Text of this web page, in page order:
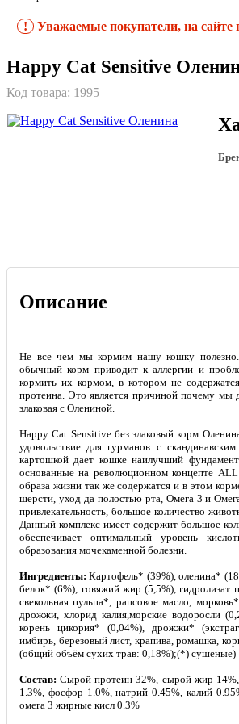
!
Уважаемые покупатели, на сайте
Happy Cat Sensitive
Код товара: 1995
Описание
Не все чем мы кормим нашу кошку полезно.
обычный корм приводит к аллергии и
кормить их кормом, в котором не
протеина. Это является причиной почему мы
злаковая с Олениной.
Happy Cat Sensitive без злаковый корм
удовольствие для гурманов с
картошкой дает кошке наилучший
основанные на революционном концепте
образа жизни так же содержатся и в этом
шерсти, уход да полостью рта, Омега 3 и
привлекательность, большое количество
Данный комплекс имеет содержит большое
обеспечивает оптимальный уровень
образования мочекаменной болезни.
Ингредиенты: Картофель* (39%), оленина*
белок* (6%), говяжий жир (5,5%), гидролизат
свекольная пульпа*, рапсовое масло,
дрожжи, хлорид калия,морские водоросли
корень цикория* (0,04%), дрожжи*
имбирь, березовый лист, крапива, ромашка,
(общий объём сухих трав: 0,18%);(*) сушеные)
Состав: Сырой протеин 32%, сырой жир 14%,
1.3%, фосфор 1.0%, натрий 0.45%, калий
омега 3 жирные кисл 0.3%